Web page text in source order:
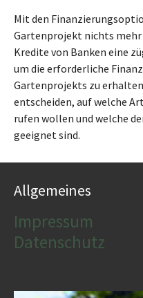
Mit den
Gartenprojekt nichts mehr
Kredite von Banken eine
um die erforderliche
Gartenprojekts zu
entscheiden, auf welche
rufen wollen und welche
geeignet sind.
Allgemeines
Impressum
Datenschutz